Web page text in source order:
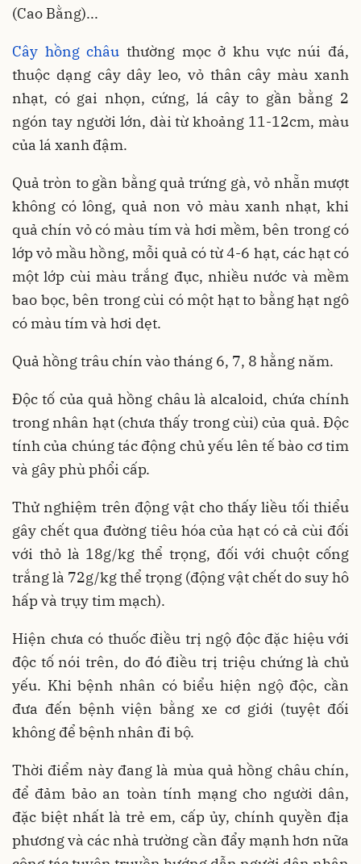
(Cao Bằng)...
Cây hồng châu thường mọc ở khu vực núi đá,
thuộc dạng cây dây leo, vỏ thân cây màu xanh
nhạt, có gai nhọn, cứng, lá cây to gần bằng 2
ngón tay người lớn, dài từ khoảng 11-12cm, màu
của lá xanh đậm.
Quả tròn to gần bằng quả trứng gà, vỏ nhẵn mượt
không có lông, quả non vỏ màu xanh nhạt, khi
quả chín vỏ có màu tím và hơi mềm, bên trong có
lớp vỏ mầu hồng, mỗi quả có từ 4-6 hạt, các hạt có
một lớp cùi màu trắng đục, nhiều nước và mềm
bao bọc, bên trong cùi có một hạt to bằng hạt ngô
có màu tím và hơi dẹt.
Quả hồng trâu chín vào tháng 6, 7, 8 hằng năm.
Độc tố của quả hồng châu là alcaloid, chứa chính
trong nhân hạt (chưa thấy trong cùi) của quả. Độc
tính của chúng tác động chủ yếu lên tế bào cơ tim
và gây phù phổi cấp.
Thử nghiệm trên động vật cho thấy liều tối thiểu
gây chết qua đường tiêu hóa của hạt có cả cùi đối
với thỏ là 18g/kg thể trọng, đối với chuột cống
trắng là 72g/kg thể trọng (động vật chết do suy hô
hấp và trụy tim mạch).
Hiện chưa có thuốc điều trị ngộ độc đặc hiệu với
độc tố nói trên, do đó điều trị triệu chứng là chủ
yếu. Khi bệnh nhân có biểu hiện ngộ độc, cần
đưa đến bệnh viện bằng xe cơ giới (tuyệt đối
không để bệnh nhân đi bộ.
Thời điểm này đang là mùa quả hồng châu chín,
để đảm bảo an toàn tính mạng cho người dân,
đặc biệt nhất là trẻ em, cấp ủy, chính quyền địa
phương và các nhà trường cần đẩy mạnh hơn nữa